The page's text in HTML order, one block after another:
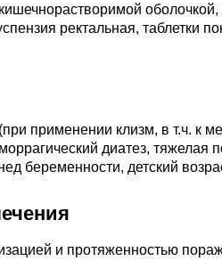
оболочкой,
ректальная, таблетки
применении клизм, в т.ч. к
диатез, тяжелая
беременности, детский
и протяженностью